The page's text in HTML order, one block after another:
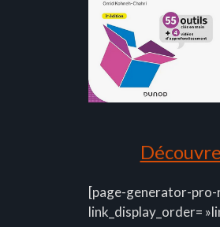
[page-generator-pro-
link_display_order=